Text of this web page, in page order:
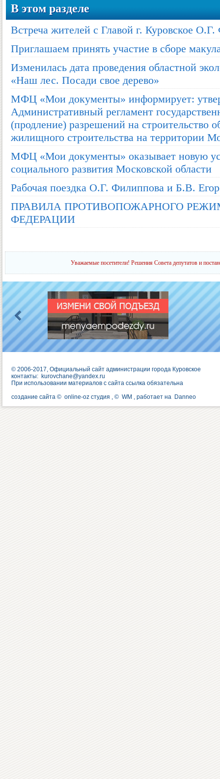
В этом разделе
Встреча жителей с Главой г. Куровское
Приглашаем принять участие в сборе
Изменилась дата проведения областной
«Наш лес. Посади свое дерево»
МФЦ «Мои документы» информирует:
Административный регламент
(продление) разрешений на строительство
жилищного строительства на территории
МФЦ «Мои документы» оказывает новую
социального развития Московской области
Рабочая поездка О.Г. Филиппова и Б.В.
ПРАВИЛА ПРОТИВОПОЖАРНОГО
ФЕДЕРАЦИИ
Уважаемые посетители! Решения Совета депутатов и
© 2006-2017, Официальный сайт администрации города Куровское
контакты: kurovchane@yandex.ru
При использовании материалов с сайта ссылка обязательна
создание сайта © online-oz студия , © WM , работает на Danneo